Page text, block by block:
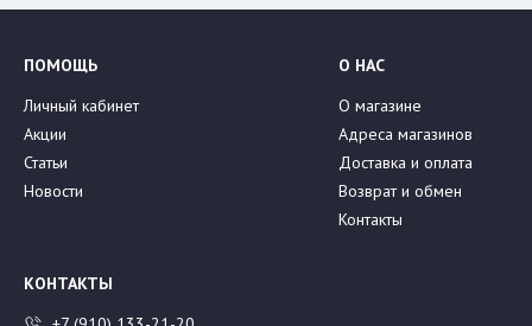
ПОМОЩЬ
Личный кабинет
Акции
Статьи
Новости
О НАС
О магазине
Адреса магазинов
Доставка и оплата
Возврат и обмен
Контакты
КОНТАКТЫ